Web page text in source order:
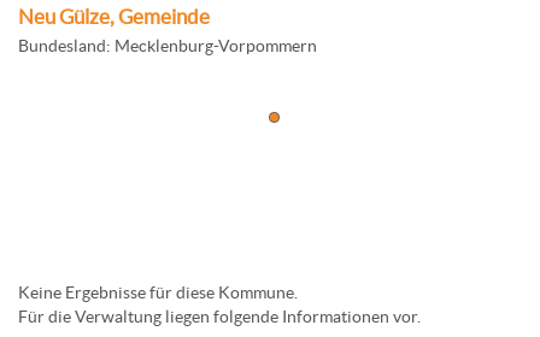
Neu Gülze, Gemeinde
Bundesland: Mecklenburg-Vorpommern
Keine Ergebnisse für diese Kommune.
Für die Verwaltung liegen folgende Informationen vor.